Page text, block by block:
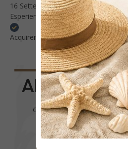
16 Settembre 2025
Esperienza positiva Consiglio questo
Acquirente verificato
ALTRO
Casa Altro